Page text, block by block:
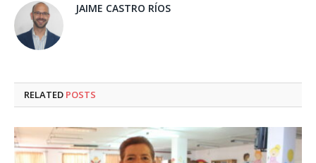
JAIME CASTRO RÍOS
RELATED POSTS